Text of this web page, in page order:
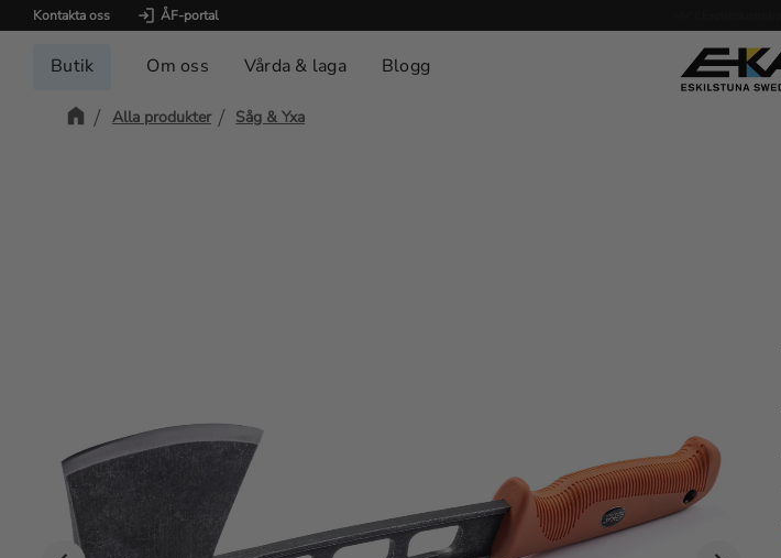
Kontakta oss ÅF-portal
Butik Om oss Vårda & laga Blogg
Alla produkter Såg & Yxa